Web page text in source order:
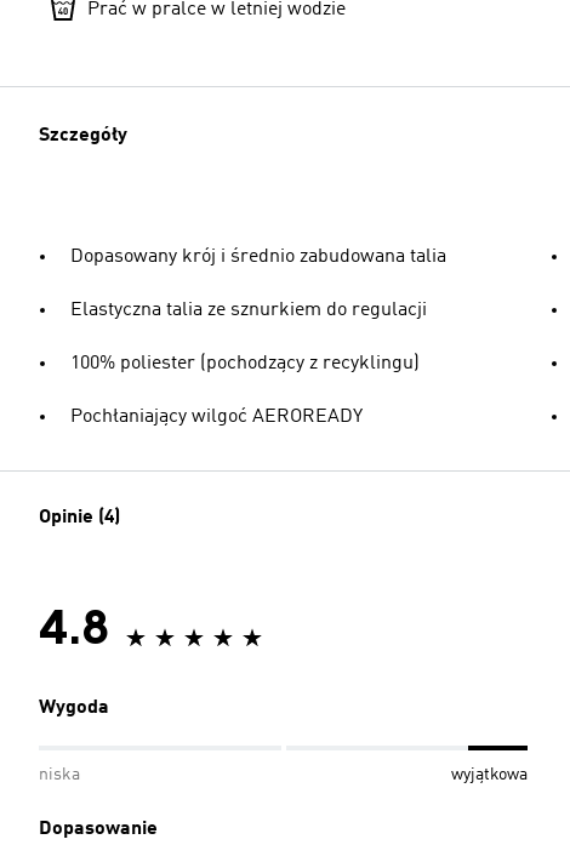
Prać w pralce w letniej wodzie
Szczegóły
Dopasowany krój i średnio zabudowana talia
Elastyczna talia ze sznurkiem do regulacji
100% poliester (pochodzący z recyklingu)
Pochłaniający wilgoć AEROREADY
Opinie (4)
4.8
Wygoda
niska wyjątkowa
Dopasowanie